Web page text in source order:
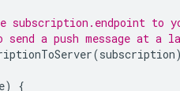
subscription.endpoint to
a push message at a
(subscription
e) {